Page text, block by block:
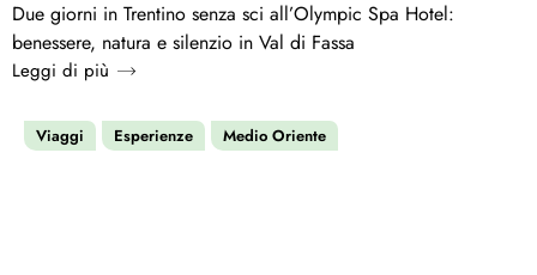
Due giorni in Trentino senza sci all’Olympic Spa Hotel:
benessere, natura e silenzio in Val di Fassa
Leggi di più
Viaggi Esperienze Medio Oriente